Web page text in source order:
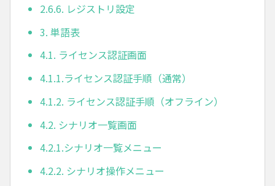
2.6.6. レジストリ設定
3. 単語表
4.1. ライセンス認証画面
4.1.1.ライセンス認証手順（通常）
4.1.2. ライセンス認証手順（オフライン）
4.2. シナリオ一覧画面
4.2.1.シナリオ一覧メニュー
4.2.2. シナリオ操作メニュー